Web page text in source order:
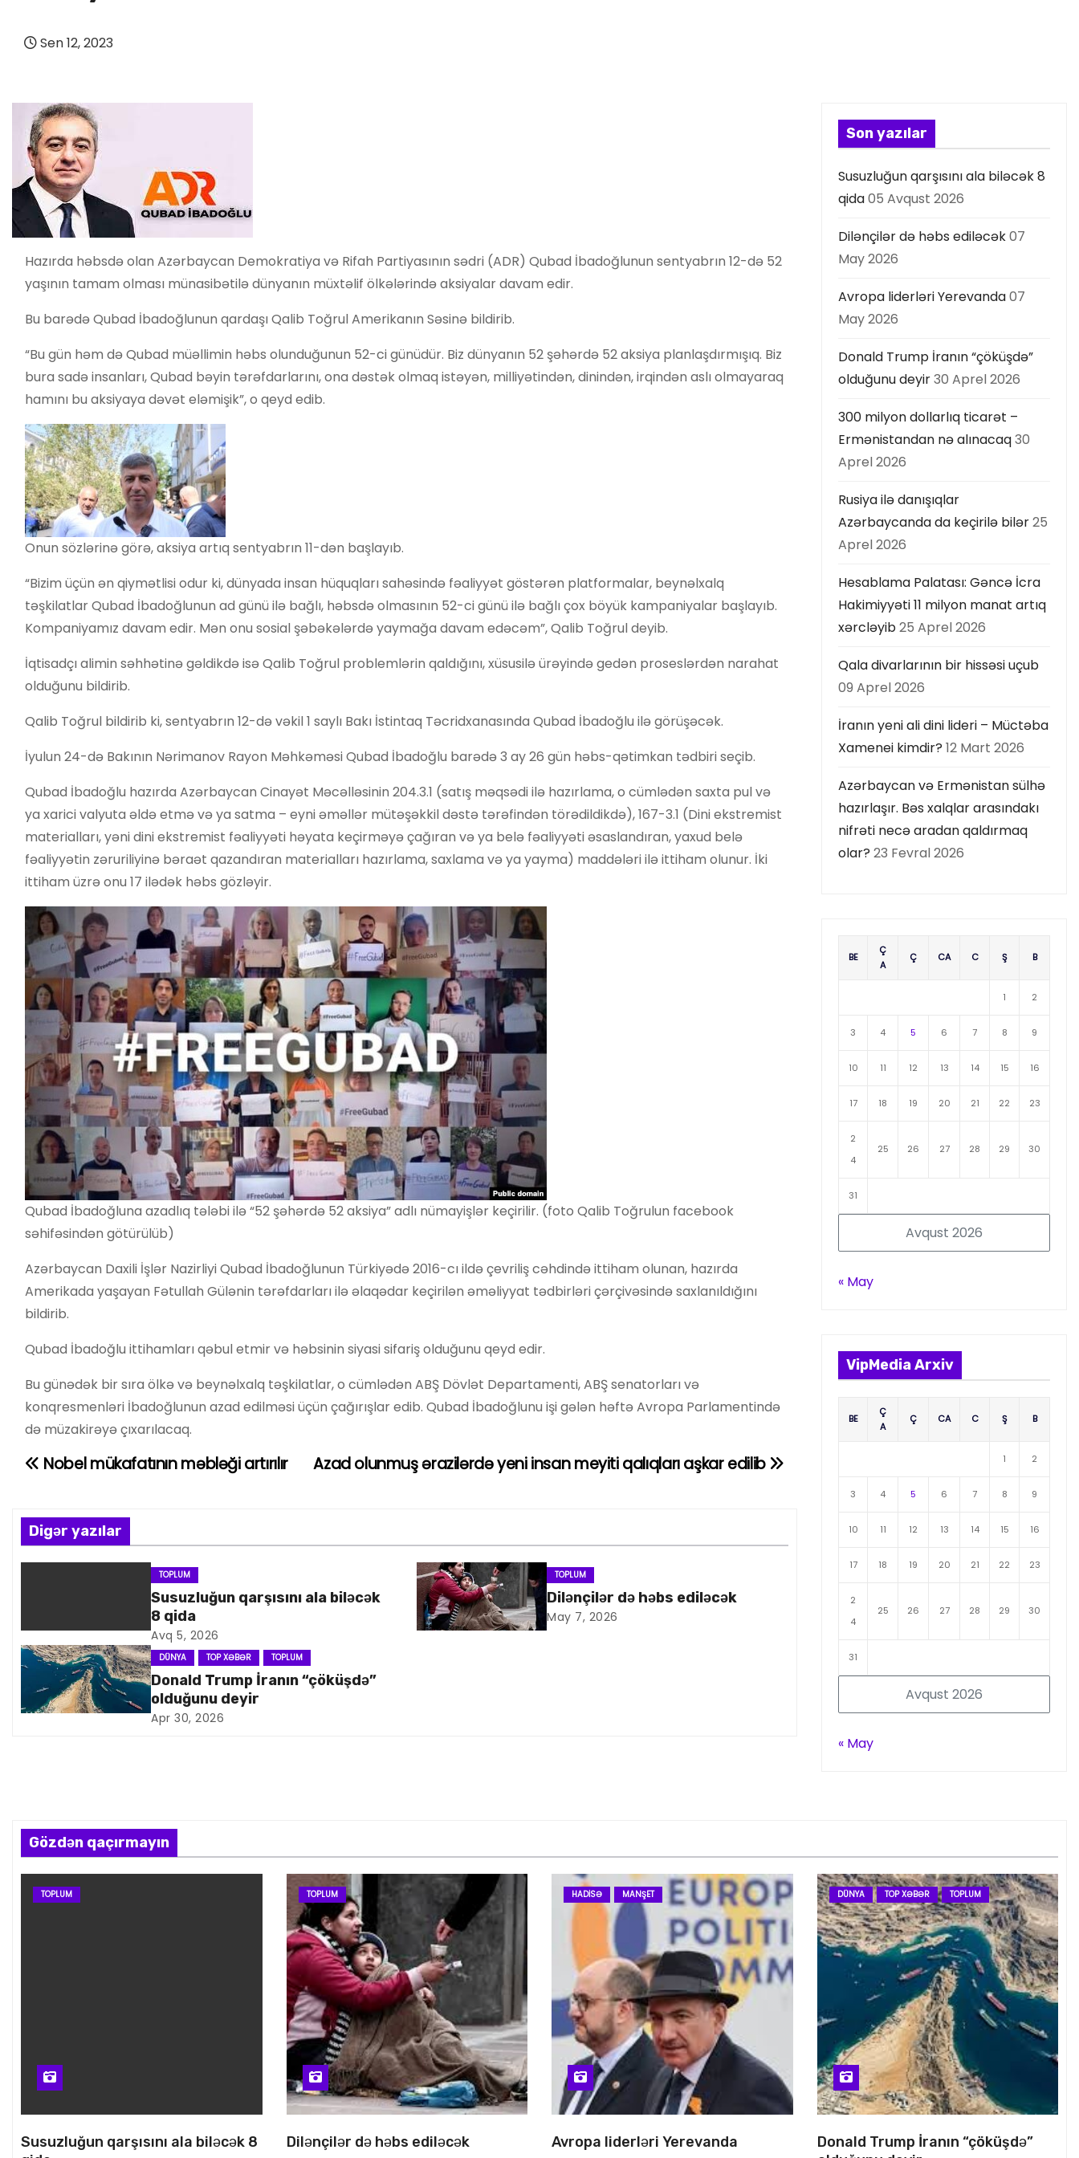
Sen 12, 2023
Hazırda həbsdə olan Azərbaycan Demokratiya və Rifah Partiyasının sədri (ADR) Qubad İbadoğlunun sentyabrın 12-də 52
yaşının tamam olması münasibətilə dünyanın müxtəlif ölkələrində aksiyalar davam edir.
Bu barədə Qubad İbadoğlunun qardaşı Qalib Toğrul Amerikanın Səsinə bildirib.
“Bu gün həm də Qubad müəllimin həbs olunduğunun 52-ci günüdür. Biz dünyanın 52 şəhərdə 52 aksiya planlaşdırmışıq. Biz
bura sadə insanları, Qubad bəyin tərəfdarlarını, ona dəstək olmaq istəyən, milliyətindən, dinindən, irqindən aslı olmayaraq
hamını bu aksiyaya dəvət eləmişik”, o qeyd edib.
Onun sözlərinə görə, aksiya artıq sentyabrın 11-dən başlayıb.
“Bizim üçün ən qiymətlisi odur ki, dünyada insan hüquqları sahəsində fəaliyyət göstərən platformalar, beynəlxalq
təşkilatlar Qubad İbadoğlunun ad günü ilə bağlı, həbsdə olmasının 52-ci günü ilə bağlı çox böyük kampaniyalar başlayıb.
Kompaniyamız davam edir. Mən onu sosial şəbəkələrdə yaymağa davam edəcəm”, Qalib Toğrul deyib.
İqtisadçı alimin səhhətinə gəldikdə isə Qalib Toğrul problemlərin qaldığını, xüsusilə ürəyində gedən proseslərdən narahat
olduğunu bildirib.
Qalib Toğrul bildirib ki, sentyabrın 12-də vəkil 1 saylı Bakı İstintaq Təcridxanasında Qubad İbadoğlu ilə görüşəcək.
İyulun 24-də Bakının Nərimanov Rayon Məhkəməsi Qubad İbadoğlu barədə 3 ay 26 gün həbs-qətimkan tədbiri seçib.
Qubad İbadoğlu hazırda Azərbaycan Cinayət Məcəlləsinin 204.3.1 (satış məqsədi ilə hazırlama, o cümlədən saxta pul və
ya xarici valyuta əldə etmə və ya satma – eyni əməllər mütəşəkkil dəstə tərəfindən törədildikdə), 167-3.1 (Dini ekstremist
materialları, yəni dini ekstremist fəaliyyəti həyata keçirməyə çağıran və ya belə fəaliyyəti əsaslandıran, yaxud belə
fəaliyyətin zəruriliyinə bəraət qazandıran materialları hazırlama, saxlama və ya yayma) maddələri ilə ittiham olunur. İki
ittiham üzrə onu 17 ilədək həbs gözləyir.
Qubad İbadoğluna azadlıq tələbi ilə “52 şəhərdə 52 aksiya” adlı nümayişlər keçirilir. (foto Qalib Toğrulun facebook
səhifəsindən götürülüb)
Azərbaycan Daxili İşlər Nazirliyi Qubad İbadoğlunun Türkiyədə 2016-cı ildə çevriliş cəhdində ittiham olunan, hazırda
Amerikada yaşayan Fətullah Gülənin tərəfdarları ilə əlaqədar keçirilən əməliyyat tədbirləri çərçivəsində saxlanıldığını
bildirib.
Qubad İbadoğlu ittihamları qəbul etmir və həbsinin siyasi sifariş olduğunu qeyd edir.
Bu günədək bir sıra ölkə və beynəlxalq təşkilatlar, o cümlədən ABŞ Dövlət Departamenti, ABŞ senatorları və
konqresmenləri İbadoğlunun azad edilməsi üçün çağırışlar edib. Qubad İbadoğlunu işi gələn həftə Avropa Parlamentində
də müzakirəyə çıxarılacaq.
Y
z
ı
a
v
i
i
y
a
Azad olunmuş ərazilərdə yeni insan meyiti qalıqları aşkar edilib
Nobel mükafatının məbləği artırılır
Digər yazılar
TOPLUM
Susuzluğun qarşısını ala biləcək
8 qida
Avq 5, 2026
TOPLUM
Dilənçilər də həbs ediləcək
May 7, 2026
DÜNYA TOP XƏBƏR TOPLUM
Donald Trump İranın “çöküşdə”
olduğunu deyir
Apr 30, 2026
Son yazılar
Susuzluğun qarşısını ala biləcək 8
qida05 Avqust 2026
Dilənçilər də həbs ediləcək07
May 2026
Avropa liderləri Yerevanda07
May 2026
Donald Trump İranın “çöküşdə”
olduğunu deyir30 Aprel 2026
300 milyon dollarlıq ticarət –
Ermənistandan nə alınacaq30
Aprel 2026
Rusiya ilə danışıqlar
Azərbaycanda da keçirilə bilər25
Aprel 2026
Hesablama Palatası: Gəncə İcra
Hakimiyyəti 11 milyon manat artıq
xərcləyib25 Aprel 2026
Qala divarlarının bir hissəsi uçub
09 Aprel 2026
İranın yeni ali dini lideri – Müctəba
Xamenei kimdir? 12 Mart 2026
Azərbaycan və Ermənistan sülhə
hazırlaşır. Bəs xalqlar arasındakı
nifrəti necə aradan qaldırmaq
olar? 23 Fevral 2026
Avqust 2026
BE
Ç
A
Ç CA C Ş B
1 2
3 4 5 6 7 8 9
10 11 12 13 14 15 16
17 18 19 20 21 22 23
2
4
25 26 27 28 29 30
31
« May
VipMedia Arxiv
Avqust 2026
BE
Ç
A
Ç CA C Ş B
1 2
3 4 5 6 7 8 9
10 11 12 13 14 15 16
17 18 19 20 21 22 23
2
4
25 26 27 28 29 30
31
« May
Gözdən qaçırmayın
TOPLUM
Susuzluğun qarşısını ala biləcək 8
TOPLUM
Dilənçilər də həbs ediləcək
HADISƏ MANŞET
Avropa liderləri Yerevanda
DÜNYA TOP XƏBƏR TOPLUM
Donald Trump İranın “çöküşdə”